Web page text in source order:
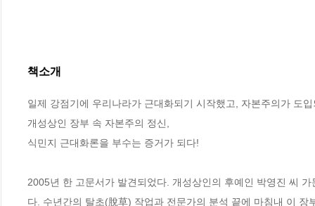
책소개
일제 강점기에 우리나라가 근대화되기 시작했고, 자본주의가 도
개성상인 장부 속 자본주의 정신,
식민지 근대화론을 부수는 증거가 되다!
2005년 한 고문서가 발견되었다. 개성상인의 후예인 박영진 씨
다. 수년간의 탈초(脫草) 작업과 전문가의 분석 끝에 마침내 이